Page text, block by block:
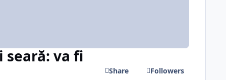
va fi
Share Followers